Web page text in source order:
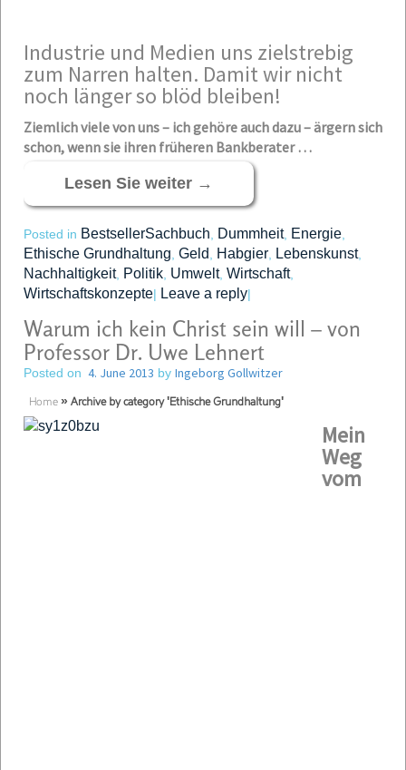
Industrie und Medien uns zielstrebig
zum Narren halten. Damit wir nicht
noch länger so blöd bleiben!
Ziemlich viele von uns – ich gehöre auch dazu – ärgern sich
schon, wenn sie ihren früheren Bankberater …
Lesen Sie weiter →
Posted in BestsellerSachbuch Dummheit, Energie
Ethische Grundhaltung Geld Habgier Lebenskunst,
Nachhaltigkeit, Politik Umwelt, Wirtschaft,
Wirtschaftskonzepte| Leave a reply|
Warum ich kein Christ sein will – von
Professor Dr. Uwe Lehnert
Posted on 4. June 2013 by Ingeborg Gollwitzer
Home » Archive by category 'Ethische Grundhaltung'
Mein
Weg
vom